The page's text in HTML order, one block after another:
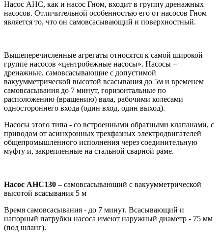
Насос АНС, как и насос Гном, входит в группу дренажных
насосов. Отличительной особенностью его от насосов Гном
является то, что он самовсасывающий и поверхностный.
Вышеперечисленные агрегаты относятся к самой широкой
группе насосов «центробежные насосы». Насосы –
дренажные, самовсасывающие с допустимой
вакуумметрической высотой всасывания до 5м и временем
самовсасывания до 7 минут, горизонтальные по
расположению (вращению) вала, рабочими колесами
одностороннего входа (один вход, один выход).
Насосы этого типа - со встроенными обратными клапанами, с
приводом от асинхронных трехфазных электродвигателей
общепромышленного исполнения через соединительную
муфту и, закрепленные на стальной сварной раме.
Насос АНС130 – самовсасывающий с вакуумметрической
высотой всасывания 5 м
Время самовсасывания - до 7 минут. Всасывающий и
напорный патрубки насоса имеют наружный диаметр - 75 мм
(под шланг).